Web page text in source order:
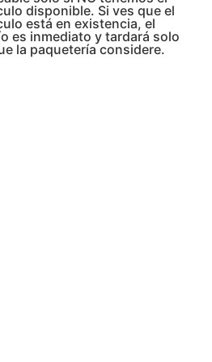
disponible. Si ves que el
está en existencia, el
es inmediato y tardará solo
la paquetería considere.